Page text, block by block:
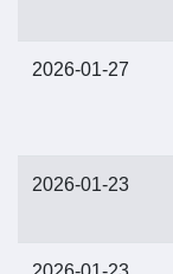
2026-01-27
2026-01-23